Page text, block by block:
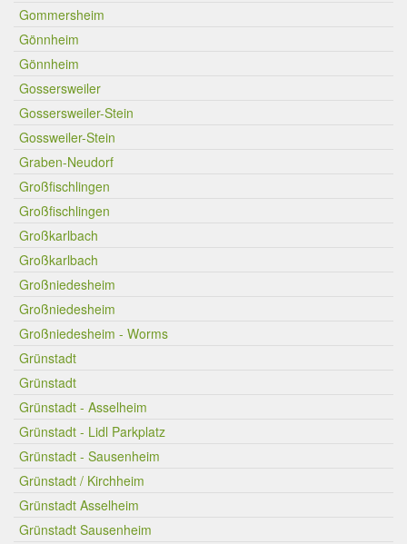
Gommersheim
Gönnheim
Gönnheim
Gossersweiler
Gossersweiler-Stein
Gossweiler-Stein
Graben-Neudorf
Großfischlingen
Großfischlingen
Großkarlbach
Großkarlbach
Großniedesheim
Großniedesheim
Großniedesheim - Worms
Grünstadt
Grünstadt
Grünstadt - Asselheim
Grünstadt - Lidl Parkplatz
Grünstadt - Sausenheim
Grünstadt / Kirchheim
Grünstadt Asselheim
Grünstadt Sausenheim